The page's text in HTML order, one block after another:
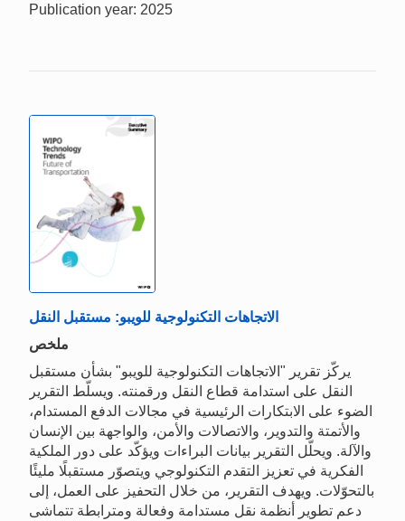
Publication year: 2025
الاتجاهات التكنولوجية للويبو: مستقبل النقل
ملخص
يركّز تقرير "الاتجاهات التكنولوجية للويبو" بشأن مستقبل
النقل على استدامة قطاع النقل ورقمنته. ويسلّط التقرير
الضوء على الابتكارات الرئيسية في مجالات الدفع المستدام،
والأتمتة والتدوير، والاتصالات والأمن، والواجهة بين الإنسان
والآلة. ويحلّل التقرير بيانات البراءات ويؤكّد على دور الملكية
الفكرية في تعزيز التقدم التكنولوجي ويتصوّر مستقبلًا مليئًا
بالتحوّلات. ويهدف التقرير، من خلال التحفيز على العمل، إلى
دعم تطوير أنظمة نقل مستدامة وفعالة ومترابطة تتماشى